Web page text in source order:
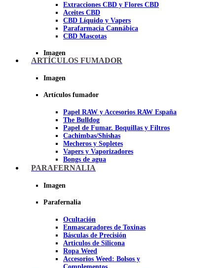
Extracciones CBD y Flores CBD
Aceites CBD
CBD Líquido y Vapers
Parafarmacia Cannábica
CBD Mascotas
Imagen
ARTÍCULOS FUMADOR
Imagen
Artículos fumador
Papel RAW y Accesorios RAW España
The Bulldog
Papel de Fumar. Boquillas y Filtros
Cachimbas/Shishas
Mecheros y Sopletes
Vapers y Vaporizadores
Bongs de agua
Bandejas para liar
Ceniceros para Fumadores
Pipas BHO
Dabbers
Imagen
PARAFERNALIA
Imagen
Parafernalia
Ocultación
Enmascaradores de Toxinas
Básculas de Precisión
Articulos de Silicona
Ropa Weed
Accesorios Weed: Bolsos y